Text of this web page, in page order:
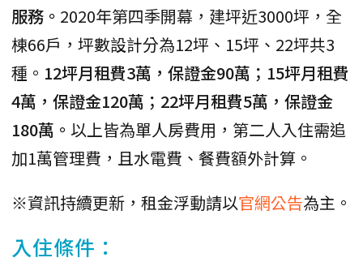
服務。 2020年第四季開幕，建坪近3000坪，全
棟66戶，坪數設計分為12坪、15坪、22坪共3
種。 12坪月租費3萬，保證金90萬；15坪月租費
4萬，保證金120萬；22坪月租費5萬，保證金
180萬。 以上皆為單人房費用，第二人入住需追
加1萬管理費，且水電費、餐費額外計算。
※資訊持續更新，租金浮動請以官網公告為主。
入住條件：